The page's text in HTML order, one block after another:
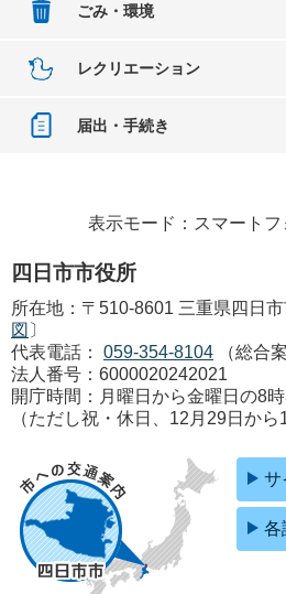
ごみ・環境
レクリエーション
届出・手続き
表示モード：スマートフ
四日市市役所
所在地：〒510-8601 三重県四日
図 〕
代表電話：
059-354-8104
（総合
法人番号：6000020242021
開庁時間：月曜日から金曜日の8
（ただし祝・休日、12月29日から
サ
各